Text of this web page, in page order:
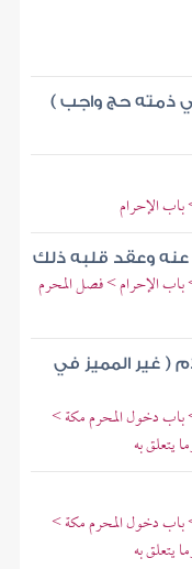
ذمته حج واجب )
الإحرام
وعقد قلبه ذلك
باب الإحرام > فصل المحرم
( غير المميز في
باب دخول المحرم مكة >
يتعلق به
باب دخول المحرم مكة >
يتعلق به